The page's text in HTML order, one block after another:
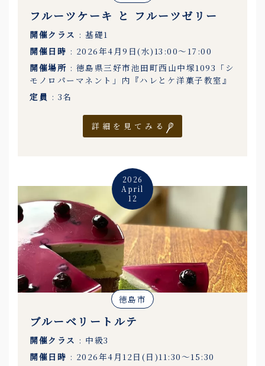
フルーツケーキ と フルーツゼリー
開催クラス : 基礎1
開催日時 : 2026年4月9日(水)13:00〜17:00
開催場所 : 徳島県三好市池田町西山中塚1093「シ
モノロパーマネント」内『ハレとケ洋菓子教室』
定員 : 3名
詳細を見てみる
2026
April
12
徳島市
ブルーベリートルテ
開催クラス : 中級3
開催日時 : 2026年4月12日(日)11:30〜15:30